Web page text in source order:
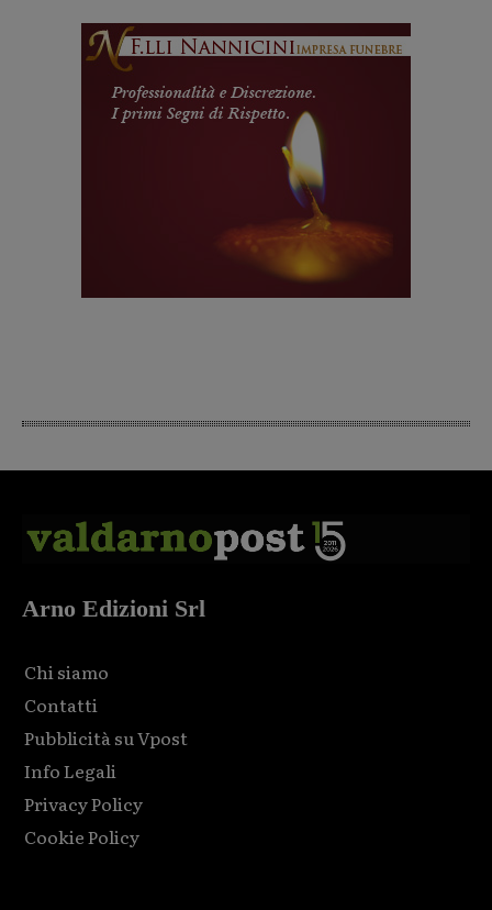
Arno Edizioni Srl
Chi siamo
Contatti
Pubblicità su Vpost
Info Legali
Privacy Policy
Cookie Policy